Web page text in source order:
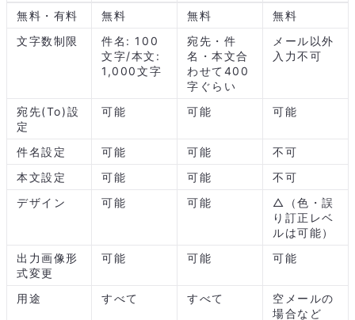
無料・有料 無料 無料
無料
文字数制限
件名: 100
文字/本文:
1,000文字
宛先・件
名・本文合
わせて400
字ぐらい
メール以外
入力不可
宛先(To)設
定
可能 可能 可能
件名設定 可能 可能
不可
本文設定
可能 可能
不可
デザイン
可能 可能
△（色・誤
り訂正レベ
ルは可能）
出力画像形
式変更
可能 可能 可能
用途 すべて すべて
空メールの
場合など